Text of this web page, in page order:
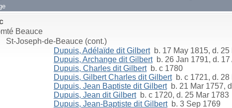
Beauce
St-Joseph-de-Beauce (cont.)
Dupuis, Adélaïde dit Gilbertb. 17 May 1815, d. 25
Dupuis, Archange dit Gilbertb. 26 Jan 1791, d. 17
Dupuis, Charles dit Gilbertb. c 1780
Dupuis, Gilbert Charles dit Gilbertb. c 1721, d. 28
Dupuis, Jean Baptiste dit Gilbertb. 21 Mar 1757,
Dupuis, Jean dit Gilbertb. c 1720, d. 25 Mar 1783
Dupuis, Jean-Baptiste dit Gilbertb. 3 Sep 1769